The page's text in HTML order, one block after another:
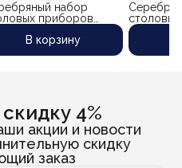
набор
приборов
2" на 12 персон
предметов)
В корзину
4%
акции и новости
скидку
заказ